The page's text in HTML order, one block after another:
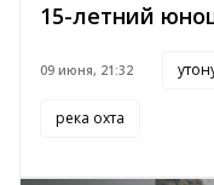
15-летний
09 июня, 21:32
река охта